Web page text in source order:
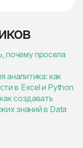
почему просела
аналитика: как
в Excel и Python
создавать
знаний в Data